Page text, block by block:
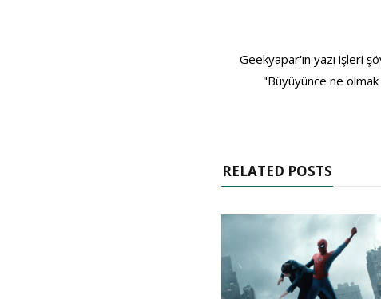
Geekyapar'ın yazı işleri
"Büyüyünce ne
RELATED POSTS